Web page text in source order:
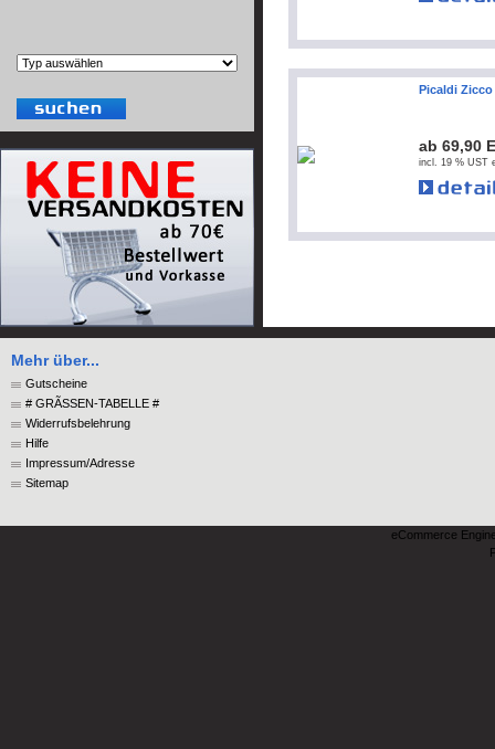
Picaldi Zicco
ab 69,90
incl. 19 % UST
Mehr über...
Gutscheine
# GRÃSSEN-TABELLE #
Widerrufsbelehrung
Hilfe
Impressum/Adresse
Sitemap
eCommerce